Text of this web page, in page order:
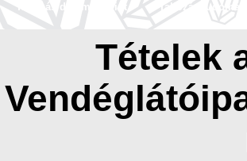
Tallózás dátum szerint
Tallózás
Tételek